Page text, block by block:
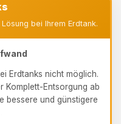
bei Ihrem Erdtank.
Erdtanks nicht möglich.
Komplett-Entsorgung ab
bessere und günstigere